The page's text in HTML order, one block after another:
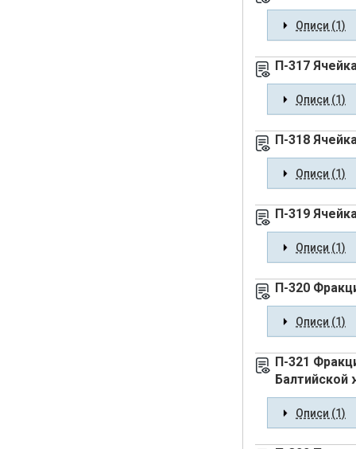
Описи (1)
П-317
Описи (1)
П-318
Описи (1)
П-319
Описи (1)
П-320
Описи (1)
П-321
Балтийской
Описи (1)